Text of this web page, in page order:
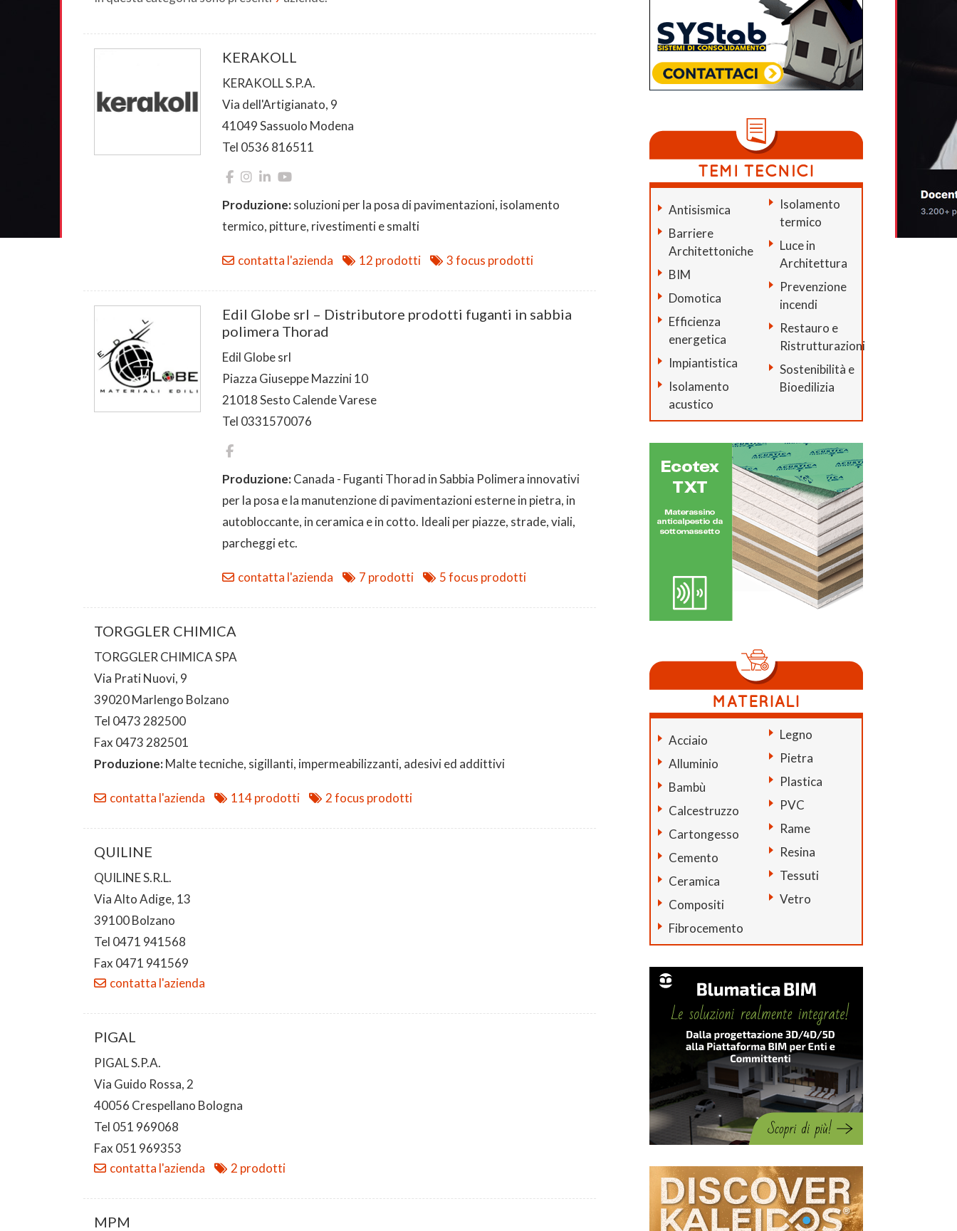
KERAKOLL
KERAKOLL S.P.A.
Via dell'Artigianato, 9
41049 Sassuolo Modena
Tel 0536 816511
Produzione:soluzioni per la posa di pavimentazioni, isolamento
termico, pitture, rivestimenti e smalti
contatta l'azienda 12 prodotti 3 focus prodotti
Edil Globe srl – Distributore prodotti fuganti in sabbia
polimera Thorad
Edil Globe srl
Piazza Giuseppe Mazzini 10
21018 Sesto Calende Varese
Tel 0331570076
Produzione:Canada - Fuganti Thorad in Sabbia Polimera innovativi
per la posa e la manutenzione di pavimentazioni esterne in pietra, in
autobloccante, in ceramica e in cotto. Ideali per piazze, strade, viali,
parcheggi etc.
contatta l'azienda 7 prodotti 5 focus prodotti
TORGGLER CHIMICA
TORGGLER CHIMICA SPA
Via Prati Nuovi, 9
39020 Marlengo Bolzano
Tel 0473 282500
Fax 0473 282501
Produzione:Malte tecniche, sigillanti, impermeabilizzanti, adesivi ed addittivi
contatta l'azienda 114 prodotti 2 focus prodotti
QUILINE
QUILINE S.R.L.
Via Alto Adige, 13
39100 Bolzano
Tel 0471 941568
Fax 0471 941569
contatta l'azienda
PIGAL
PIGAL S.P.A.
Via Guido Rossa, 2
40056 Crespellano Bologna
Tel 051 969068
Fax 051 969353
contatta l'azienda
2 prodotti
MPM
Antisismica
Barriere
Architettoniche
BIM
Domotica
Efficienza
energetica
Impiantistica
Isolamento
acustico
Isolamento
termico
Luce in
Architettura
Prevenzione
incendi
Restauro e
Ristrutturazioni
Sostenibilità e
Bioedilizia
Acciaio
Alluminio
Bambù
Calcestruzzo
Cartongesso
Cemento
Ceramica
Compositi
Fibrocemento
Legno
Pietra
Plastica
PVC
Rame
Resina
Tessuti
Vetro